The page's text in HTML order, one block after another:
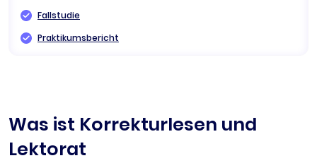
Fallstudie
Praktikumsbericht
Was ist Korrekturlesen und
Lektorat